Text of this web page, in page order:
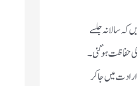
سالانہ جلسے
حفاظت ہو گئی۔
میں جا کر